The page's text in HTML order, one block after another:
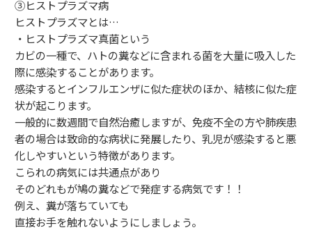
③ヒストプラズマ病
ヒストプラズマとは…
・ヒストプラズマ真菌という
カビの一種で、ハトの糞などに含まれる菌を大量に吸入した
際に感染することがあります。
感染するとインフルエンザに似た症状のほか、結核に似た症
状が起こります。
一般的に数週間で自然治癒しますが、免疫不全の方や肺疾患
者の場合は致命的な病状に発展したり、乳児が感染すると悪
化しやすいという特徴があります。
こられの病気には共通点があり
そのどれもが鳩の糞などで発症する病気です！！
例え、糞が落ちていても
直接お手を触れないようにしましょう。